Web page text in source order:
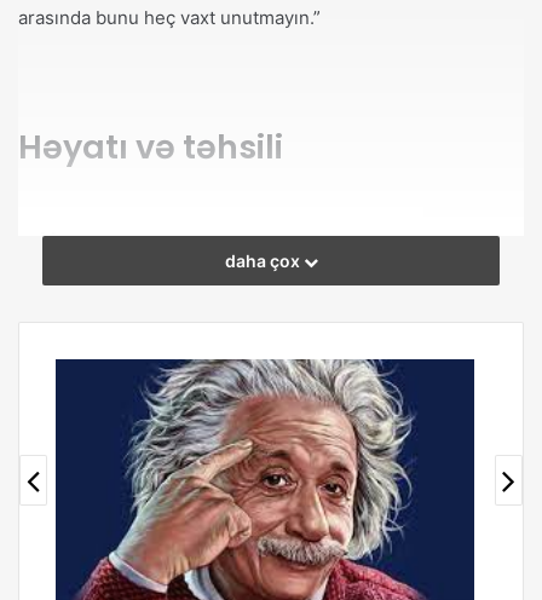
arasında bunu heç vaxt unutmayın.”
Həyatı və təhsili
Məzmun
Albert Eynşteyn haqqında maraqlı faktlar
Vəfatı
14 mart 1879-cu ildə Almaniyanın Ulm şəhərində anadan
olub. Atası elektrik avadanlıqları satan kiçik bir şirkətə
sahib idi. Anası evdar qadın idi. Albertin yaradıcı
daha çox